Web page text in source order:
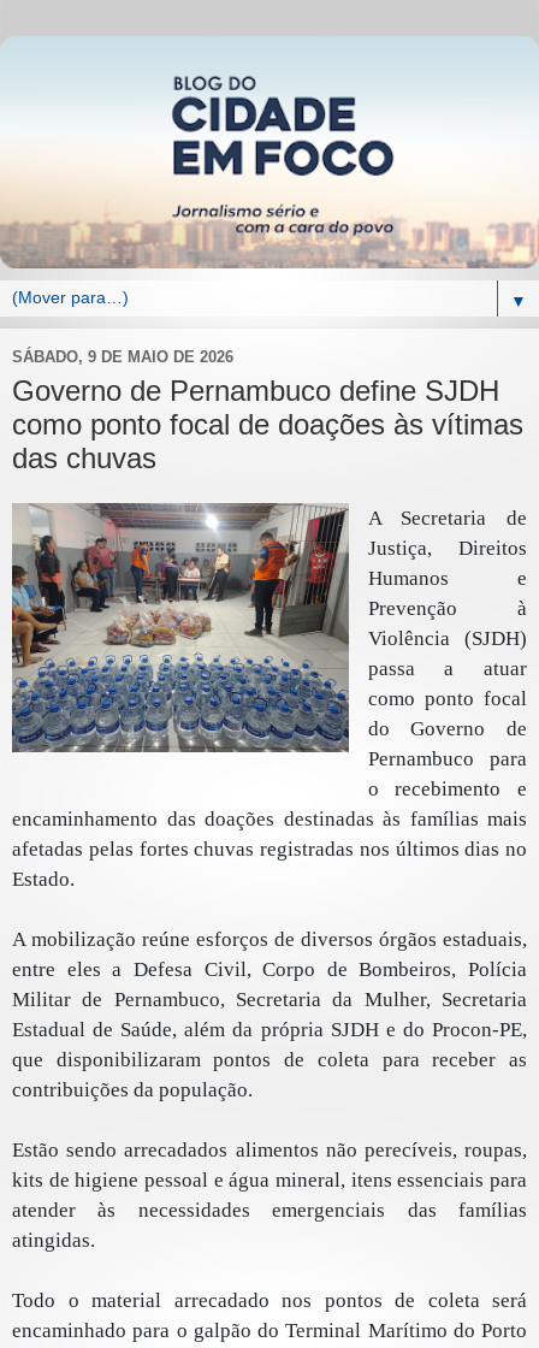
▼
SÁBADO, 9 DE MAIO DE 2026
Governo de Pernambuco define SJDH
como ponto focal de doações às vítimas
das chuvas
A Secretaria de
Justiça, Direitos
Humanos e
Prevenção à
Violência (SJDH)
passa a atuar
como ponto focal
do Governo de
Pernambuco para
o recebimento e
encaminhamento das doações destinadas às famílias mais
afetadas pelas fortes chuvas registradas nos últimos dias no
Estado.
A mobilização reúne esforços de diversos órgãos estaduais,
entre eles a Defesa Civil, Corpo de Bombeiros, Polícia
Militar de Pernambuco, Secretaria da Mulher, Secretaria
Estadual de Saúde, além da própria SJDH e do Procon-PE,
que disponibilizaram pontos de coleta para receber as
contribuições da população.
Estão sendo arrecadados alimentos não perecíveis, roupas,
kits de higiene pessoal e água mineral, itens essenciais para
atender às necessidades emergenciais das famílias
atingidas.
Todo o material arrecadado nos pontos de coleta será
encaminhado para o galpão do Terminal Marítimo do Porto